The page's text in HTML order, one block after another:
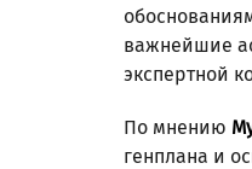
важнейшие
экспертной
По мнению
генплана и